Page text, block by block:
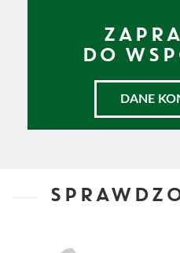
DO
DANE